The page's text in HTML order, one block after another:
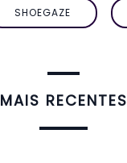
SHOEGAZE
MAIS RECENTES